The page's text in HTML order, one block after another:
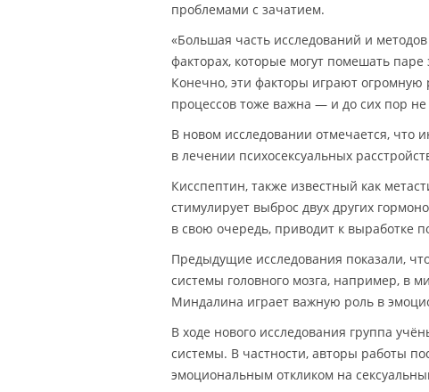
проблемами с зачатием.
«Большая часть исследований и
факторах, которые могут помешать
Конечно, эти факторы играют
процессов тоже важна — и до сих пор не
В новом исследовании отмечается,
в лечении психосексуальных
Кисспептин, также известный как
стимулирует выброс двух других
в свою очередь, приводит к выработке
Предыдущие исследования показали,
системы головного мозга, например, в
Миндалина играет важную роль в
В ходе нового исследования группа
системы. В частности, авторы работы
эмоциональным откликом на